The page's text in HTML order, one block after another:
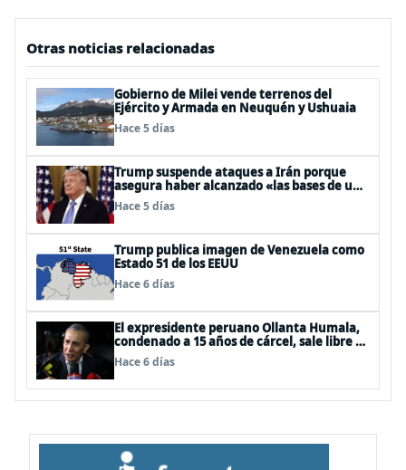
Otras noticias relacionadas
Gobierno de Milei vende terrenos del
Ejército y Armada en Neuquén y Ushuaia
Hace 5 días
Trump suspende ataques a Irán porque
asegura haber alcanzado «las bases de un
acuerdo»
Hace 5 días
Trump publica imagen de Venezuela como
Estado 51 de los EEUU
Hace 6 días
El expresidente peruano Ollanta Humala,
condenado a 15 años de cárcel, sale libre al
anularse su caso
Hace 6 días